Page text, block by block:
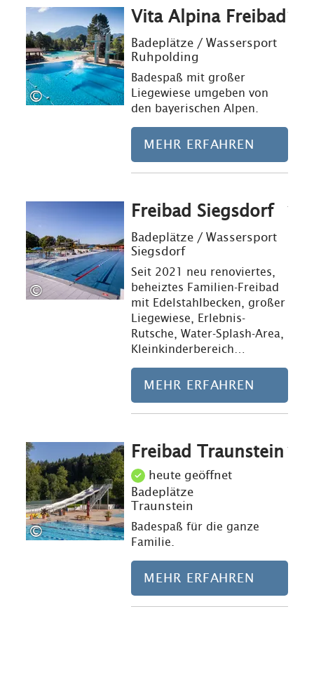
©
Vita Alpina Freibad
Badeplätze / Wassersport
Ruhpolding
Badespaß mit großer
Liegewiese umgeben von
den bayerischen Alpen.
MEHR ERFAHREN
©
Freibad Siegsdorf
Badeplätze / Wassersport
Siegsdorf
Seit 2021 neu renoviertes,
beheiztes Familien-Freibad
mit Edelstahlbecken, großer
Liegewiese, Erlebnis-
Rutsche, Water-Splash-Area,
Kleinkinderbereich…
MEHR ERFAHREN
©
Freibad Traunstein
heute geöffnet
Badeplätze
Traunstein
Badespaß für die ganze
Familie.
MEHR ERFAHREN